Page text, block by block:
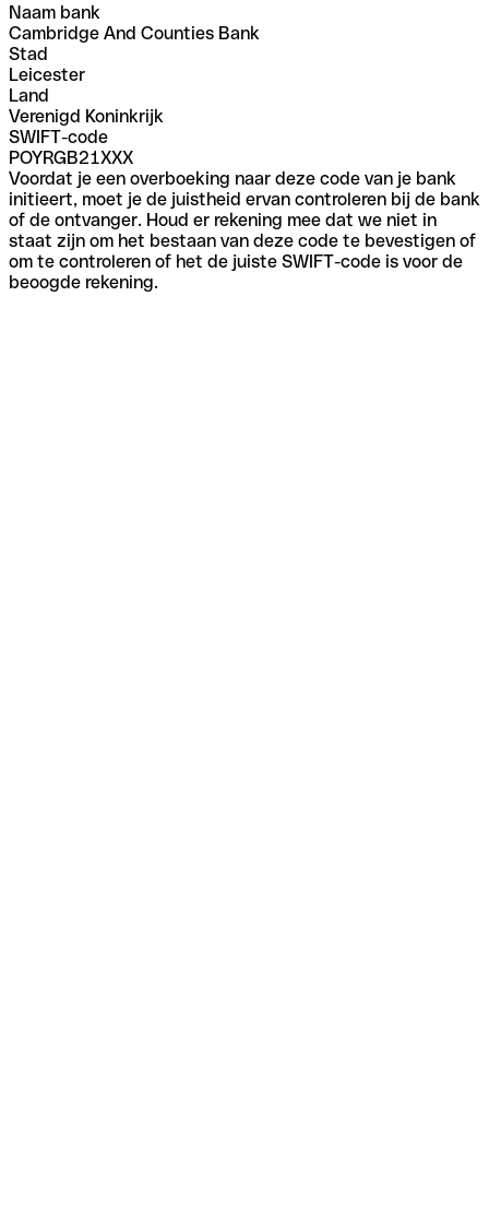
Naam bank
Cambridge And Counties Bank
Stad
Leicester
Land
Verenigd Koninkrijk
SWIFT-code
POYRGB21XXX
Voordat je een overboeking naar deze code van je bank
initieert, moet je de juistheid ervan controleren bij de bank
of de ontvanger. Houd er rekening mee dat we niet in
staat zijn om het bestaan van deze code te bevestigen of
om te controleren of het de juiste SWIFT-code is voor de
beoogde rekening.